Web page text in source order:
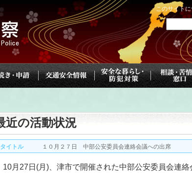
このサイト
近の活動状況
タイトル １０月２７日 中部公安委員会連絡会議への出席
10月27日(月)、津市で開催された中部公安委員会連